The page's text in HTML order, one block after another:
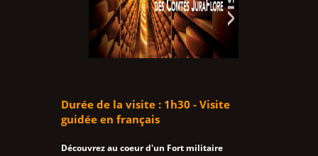
Durée de la visite : 1h30 - Visite
guidée en français
Découvrez au coeur d'un Fort militaire